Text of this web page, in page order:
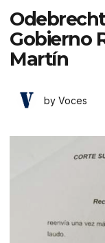
Gobierno
Martín
by Voces